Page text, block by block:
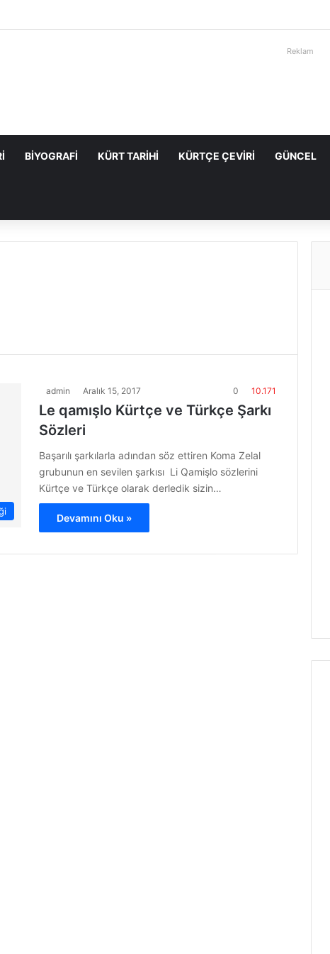
Reklam
BIYOGRAFI KÜRT TARIHI KÜRTÇE ÇEVIRI GÜNCEL
admin Aralık 15, 2017 0 10.171
Le qamışlo Kürtçe ve Türkçe Şarkı
Sözleri
Başarılı şarkılarla adından söz ettiren Koma Zelal
grubunun en sevilen şarkısı Li Qamişlo sözlerini
Kürtçe ve Türkçe olarak derledik sizin…
Devamını Oku »